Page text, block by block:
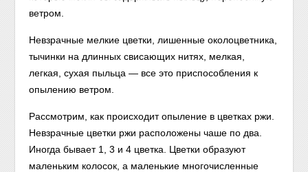
ветром.
Невзрачные мелкие цветки, лишенные околоцветника,
тычинки на длинных свисающих нитях, мелкая,
легкая, сухая пыльца — все это приспособления к
опылению ветром.
Рассмотрим, как происходит опыление в цветках ржи.
Невзрачные цветки ржи расположены чаше по два.
Иногда бывает 1, 3 и 4 цветка. Цветки образуют
маленьким колосок, а маленькие многочисленные